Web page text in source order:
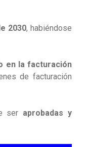
2030, habiéndose
en la facturación
de facturación
ser aprobadas y